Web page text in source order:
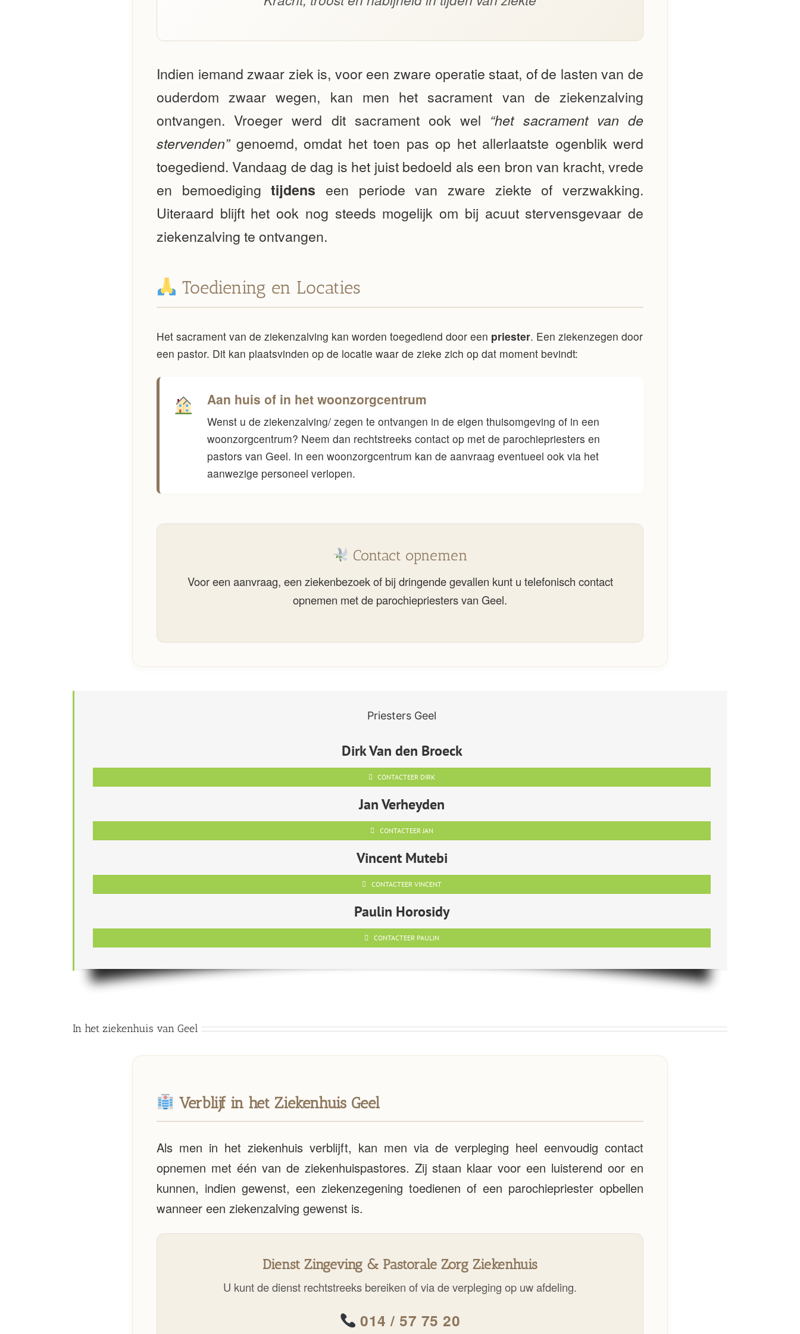
Indien iemand zwaar ziek is, voor een zware operatie staat, of de lasten van de
ouderdom zwaar wegen, kan men het sacrament van de ziekenzalving
ontvangen. Vroeger werd dit sacrament ook wel “het sacrament van de
stervenden”genoemd, omdat het toen pas op het allerlaatste ogenblik werd
toegediend. Vandaag de dag is het juist bedoeld als een bron van kracht, vrede
en bemoedigingtijdens een periode van zware ziekte of verzwakking.
Uiteraard blijft het ook nog steeds mogelijk om bij acuut stervensgevaar de
ziekenzalving te ontvangen.
Toediening en Locaties
Het sacrament van de ziekenzalving kan worden toegediend door een priester. Een ziekenzegen door
een pastor. Dit kan plaatsvinden op de locatie waar de zieke zich op dat moment bevindt:
Aan huis of in het woonzorgcentrum
Wenst u de ziekenzalving/ zegen te ontvangen in de eigen thuisomgeving of in een
woonzorgcentrum? Neem dan rechtstreeks contact op met de parochiepriesters en
pastors van Geel. In een woonzorgcentrum kan de aanvraag eventueel ook via het
aanwezige personeel verlopen.
Contact opnemen
Voor een aanvraag, een ziekenbezoek of bij dringende gevallen kunt u telefonisch contact
opnemen met de parochiepriesters van Geel.
Priesters Geel
Dirk Van den Broeck
CONTACTEER DIRK
Jan Verheyden
CONTACTEER JAN
Vincent Mutebi
CONTACTEER VINCENT
Paulin Horosidy
CONTACTEER PAULIN
In het ziekenhuis van Geel
Verblijf in het Ziekenhuis Geel
Als men in het ziekenhuis verblijft, kan men via de verpleging heel eenvoudig contact
opnemen met één van de ziekenhuispastores. Zij staan klaar voor een luisterend oor en
kunnen, indien gewenst, een ziekenzegening toedienen of een parochiepriester opbellen
wanneer een ziekenzalving gewenst is.
Dienst Zingeving & Pastorale Zorg Ziekenhuis
U kunt de dienst rechtstreeks bereiken of via de verpleging op uw afdeling.
014 / 57 75 20